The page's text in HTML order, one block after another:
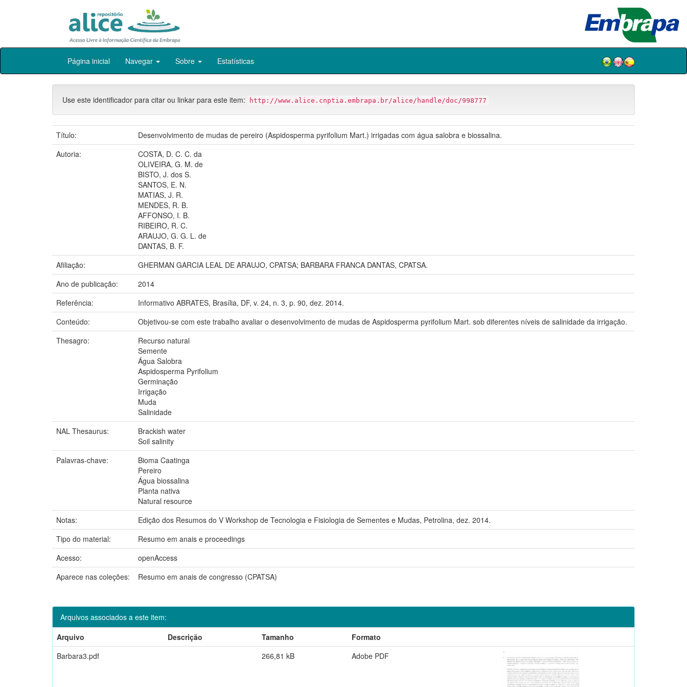
Skip
Página inicial Navegar Sobre Estatísticas
Use este identificador para citar ou linkar para este item: http://www.alice.cnptia.embrapa.br/alice/handle/doc/998777
Título:
Desenvolvimento de mudas de pereiro (Aspidosperma pyrifolium Mart.) irrigadas com água salobra e biossalina.
Autoria:
COSTA, D. C. C. da
OLIVEIRA, G. M. de
BISTO, J. dos S.
SANTOS, E. N.
MATIAS, J. R.
MENDES, R. B.
AFFONSO, I. B.
RIBEIRO, R. C.
ARAUJO, G. G. L. de
DANTAS, B. F.
Afiliação:
GHERMAN GARCIA LEAL DE ARAUJO, CPATSA; BARBARA FRANCA DANTAS, CPATSA.
Ano de publicação:
2014
Referência:
Informativo ABRATES, Brasília, DF, v. 24, n. 3, p. 90, dez. 2014.
Conteúdo:
Objetivou-se com este trabalho avaliar o desenvolvimento de mudas de Aspidosperma pyrifolium Mart. sob diferentes níveis de salinidade da irrigação.
Thesagro:
Recurso natural
Semente
Água Salobra
Aspidosperma Pyrifolium
Germinação
Irrigação
Muda
Salinidade
NAL Thesaurus:
Brackish water
Soil salinity
Palavras-chave:
Bioma Caatinga
Pereiro
Água biossalina
Planta nativa
Natural resource
Notas:
Edição dos Resumos do V Workshop de Tecnologia e Fisiologia de Sementes e Mudas, Petrolina, dez. 2014.
Tipo do material:
Resumo em anais e proceedings
Acesso:
openAccess
Aparece nas coleções:
Resumo em anais de congresso (CPATSA)
Arquivos associados a este item:
Arquivo
Descrição Tamanho
Formato
Barbara3.pdf
266,81 kB Adobe PDF